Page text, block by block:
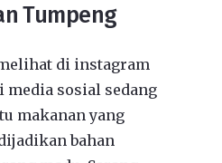
Tumpeng
di instagram
media sosial sedang
makanan yang
bahan